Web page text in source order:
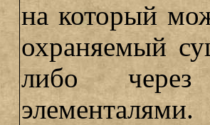
на который
охраняемый
либо через